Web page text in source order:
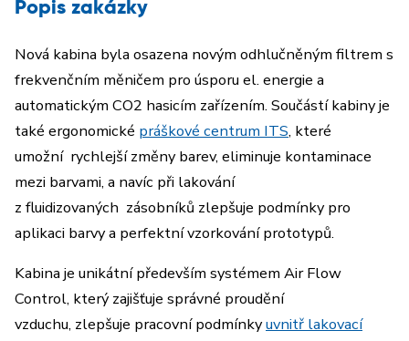
Popis zakázky
Nová kabina byla osazena novým odhlučněným filtrem s
frekvenčním měničem pro úsporu el. energie a
automatickým CO2 hasicím zařízením. Součástí kabiny je
také ergonomické práškové centrum ITS, které
umožní rychlejší změny barev, eliminuje kontaminace
mezi barvami, a navíc při lakování
z fluidizovaných zásobníků zlepšuje podmínky pro
aplikaci barvya perfektní vzorkování prototypů.
Kabina je unikátní především systémem Air Flow
Control, který zajišťuje správné proudění
vzduchu, zlepšuje pracovní podmínkyuvnitř lakovací